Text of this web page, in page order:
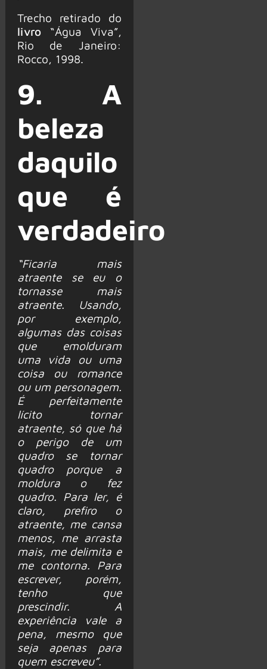
Trecho retirado do
livro “Água Viva”,
Rio de Janeiro:
Rocco, 1998.
9. A
beleza
daquilo
que é
verdadeiro
“Ficaria mais
atraente se eu o
tornasse mais
atraente. Usando,
por exemplo,
algumas das coisas
que emolduram
uma vida ou uma
coisa ou romance
ou um personagem.
É perfeitamente
lícito tornar
atraente, só que há
o perigo de um
quadro se tornar
quadro porque a
moldura o fez
quadro. Para ler, é
claro, prefiro o
atraente, me cansa
menos, me arrasta
mais, me delimita e
me contorna. Para
escrever, porém,
tenho que
prescindir. A
experiência vale a
pena, mesmo que
seja apenas para
quem escreveu”.